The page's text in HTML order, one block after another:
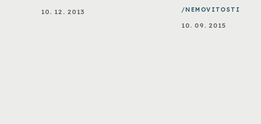
10. 12. 2013 NEMOVITOSTI
10. 09. 2015